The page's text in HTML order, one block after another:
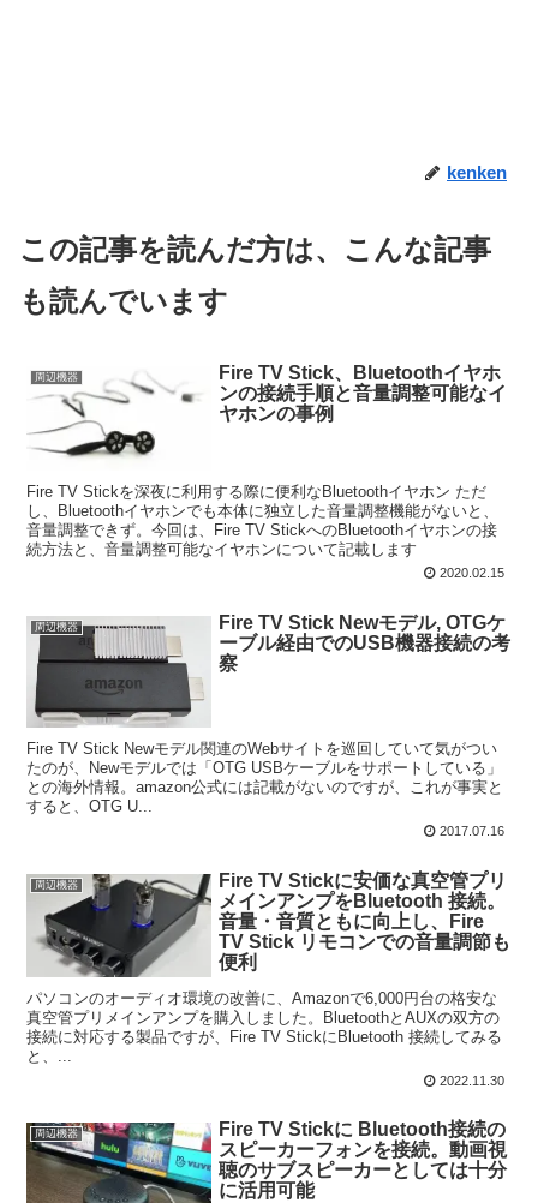
kenken
この記事を読んだ方は、こんな記事
も読んでいます
周辺機器
Fire TV Stick、Bluetoothイヤホ
ンの接続手順と音量調整可能なイ
ヤホンの事例
Fire TV Stickを深夜に利用する際に便利なBluetoothイヤホン ただ
し、Bluetoothイヤホンでも本体に独立した音量調整機能がないと、
音量調整できず。今回は、Fire TV StickへのBluetoothイヤホンの接
続方法と、音量調整可能なイヤホンについて記載します
2020.02.15
周辺機器
Fire TV Stick Newモデル, OTGケ
ーブル経由でのUSB機器接続の考
察
Fire TV Stick Newモデル関連のWebサイトを巡回していて気がつい
たのが、Newモデルでは「OTG USBケーブルをサポートしている」
との海外情報。amazon公式には記載がないのですが、これが事実と
すると、OTG U...
2017.07.16
周辺機器
Fire TV Stickに安価な真空管プリ
メインアンプをBluetooth 接続。
音量・音質ともに向上し、Fire
TV Stick リモコンでの音量調節も
便利
パソコンのオーディオ環境の改善に、Amazonで6,000円台の格安な
真空管プリメインアンプを購入しました。BluetoothとAUXの双方の
接続に対応する製品ですが、Fire TV StickにBluetooth 接続してみる
と、...
2022.11.30
周辺機器
Fire TV Stickに Bluetooth接続の
スピーカーフォンを接続。動画視
聴のサブスピーカーとしては十分
に活用可能